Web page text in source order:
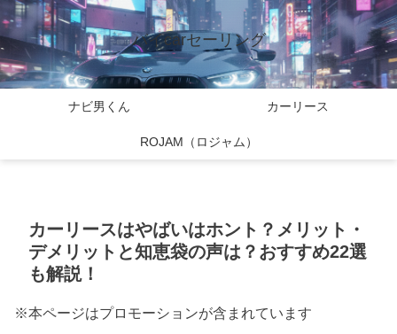
バイcarセーリング
ナビ男くん カーリース
ROJAM（ロジャム）
カーリースはやばいはホント？メリット・
デメリットと知恵袋の声は？おすすめ22選
も解説！
※本ページはプロモーションが含まれています